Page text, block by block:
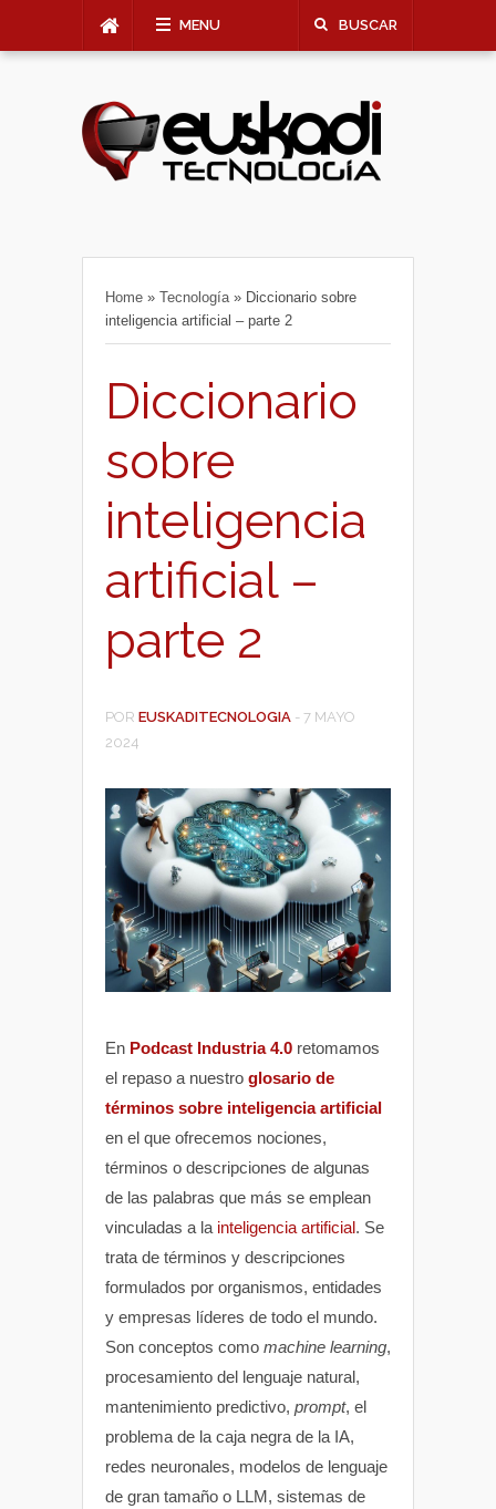
MENU BUSCAR
Home » Tecnología » Diccionario sobre
inteligencia artificial – parte 2
Diccionario
sobre
inteligencia
artificial –
parte 2
POR EUSKADITECNOLOGIA - 7 MAYO
2024
En Podcast Industria 4.0 retomamos
el repaso a nuestro glosario de
términos sobre inteligencia artificial
en el que ofrecemos nociones,
términos o descripciones de algunas
de las palabras que más se emplean
vinculadas a la inteligencia artificial. Se
trata de términos y descripciones
formulados por organismos, entidades
y empresas líderes de todo el mundo.
Son conceptos como machine learning,
procesamiento del lenguaje natural,
mantenimiento predictivo, prompt, el
problema de la caja negra de la IA,
redes neuronales, modelos de lenguaje
de gran tamaño o LLM, sistemas de